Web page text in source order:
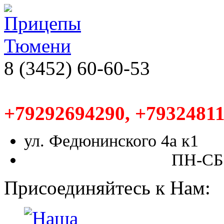
8 (3452) 60-60-53
+79292694290,
ул. Федюнинского 4а к1
ПН-СБ,
Присоединяйтесь к Нам: